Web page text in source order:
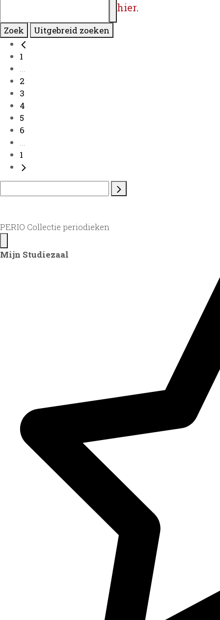
hier.
Zoek Uitgebreid zoeken
1
2
3
4
5
6
1
PERIO Collectie periodieken
Mijn Studiezaal